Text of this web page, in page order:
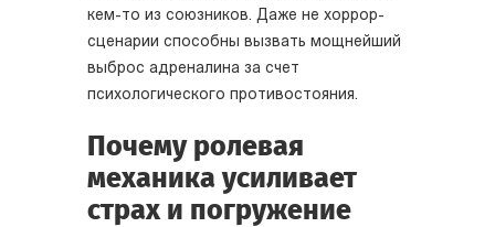
кем-то из союзников. Даже не хоррор-
сценарии способны вызвать мощнейший
выброс адреналина за счет
психологического противостояния.
Почему ролевая
механика усиливает
страх и погружение